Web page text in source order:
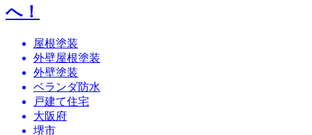
へ！
屋根塗装
外壁屋根塗装
外壁塗装
ベランダ防水
戸建て住宅
大阪府
堺市